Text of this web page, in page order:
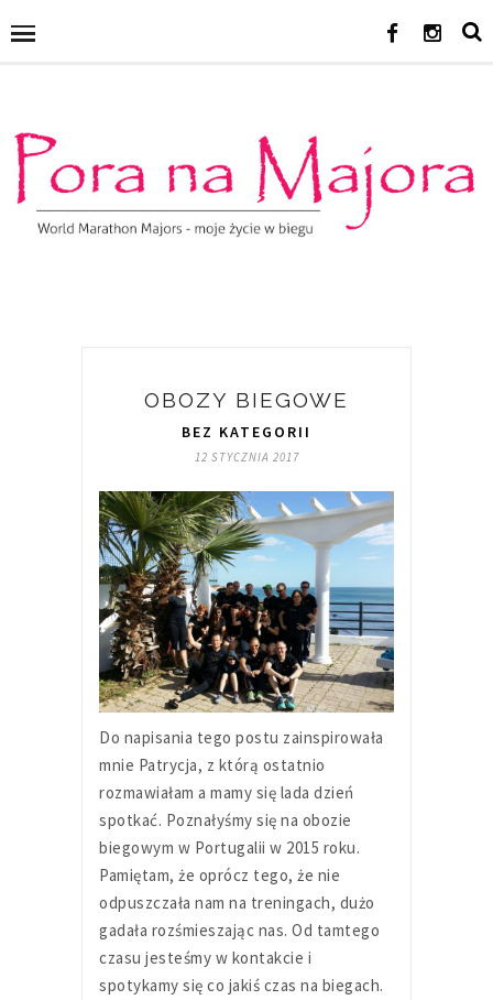
OBOZY BIEGOWE
BEZ KATEGORII
12 STYCZNIA 2017
Do napisania tego postu zainspirowała
mnie Patrycja, z którą ostatnio
rozmawiałam a mamy się lada dzień
spotkać. Poznałyśmy się na obozie
biegowym w Portugalii w 2015 roku.
Pamiętam, że oprócz tego, że nie
odpuszczała nam na treningach, dużo
gadała rozśmieszając nas. Od tamtego
czasu jesteśmy w kontakcie i
spotykamy się co jakiś czas na biegach.